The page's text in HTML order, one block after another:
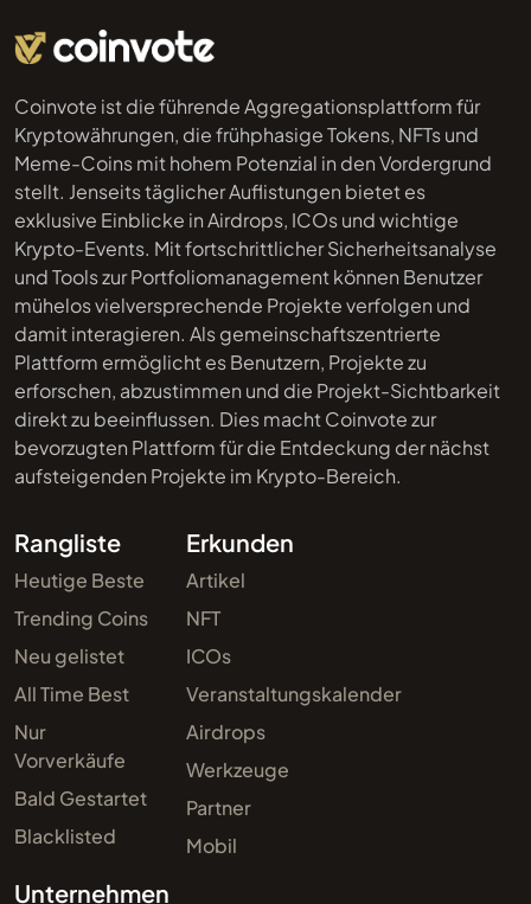
Coinvote ist die führende Aggregationsplattform für
Kryptowährungen, die frühphasige Tokens, NFTs und
Meme-Coins mit hohem Potenzial in den Vordergrund
stellt. Jenseits täglicher Auflistungen bietet es
exklusive Einblicke in Airdrops, ICOs und wichtige
Krypto-Events. Mit fortschrittlicher Sicherheitsanalyse
und Tools zur Portfoliomanagement können Benutzer
mühelos vielversprechende Projekte verfolgen und
damit interagieren. Als gemeinschaftszentrierte
Plattform ermöglicht es Benutzern, Projekte zu
erforschen, abzustimmen und die Projekt-Sichtbarkeit
direkt zu beeinflussen. Dies macht Coinvote zur
bevorzugten Plattform für die Entdeckung der nächst
aufsteigenden Projekte im Krypto-Bereich.
Rangliste
Heutige Beste
Trending Coins
Neu gelistet
All Time Best
Nur
Vorverkäufe
Bald Gestartet
Blacklisted
Erkunden
Artikel
NFT
ICOs
Veranstaltungskalender
Airdrops
Werkzeuge
Partner
Mobil
Unternehmen